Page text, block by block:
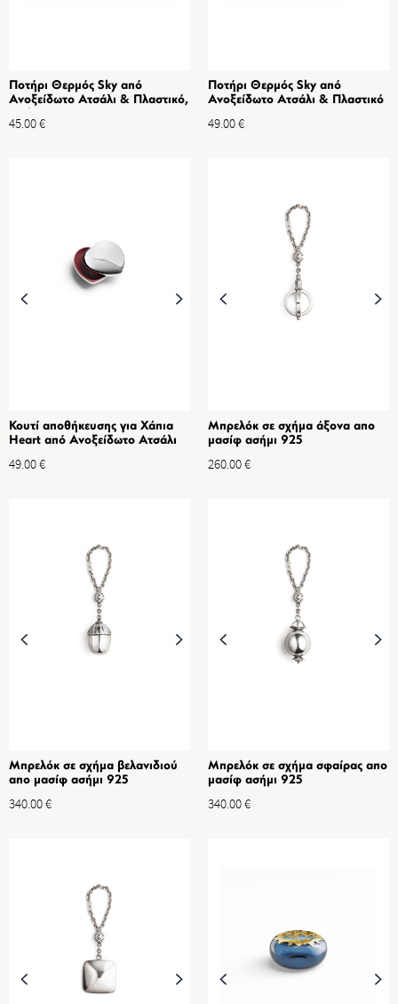
Ποτήρι Θερμός Sky από
Ανοξείδωτο Ατσάλι & Πλαστικό,
45.00€
Ποτήρι Θερμός Sky από
Ανοξείδωτο Ατσάλι & Πλαστικό
49.00€
Κουτί αποθήκευσης για Χάπια
Heart από Ανοξείδωτο Ατσάλι
49.00€
Μπρελόκ σε σχήμα άξονα απο
μασίφ ασήμι 925
260.00€
Μπρελόκ σε σχήμα βελανιδιού
απο μασίφ ασήμι 925
340.00€
Μπρελόκ σε σχήμα σφαίρας απο
μασίφ ασήμι 925
340.00€